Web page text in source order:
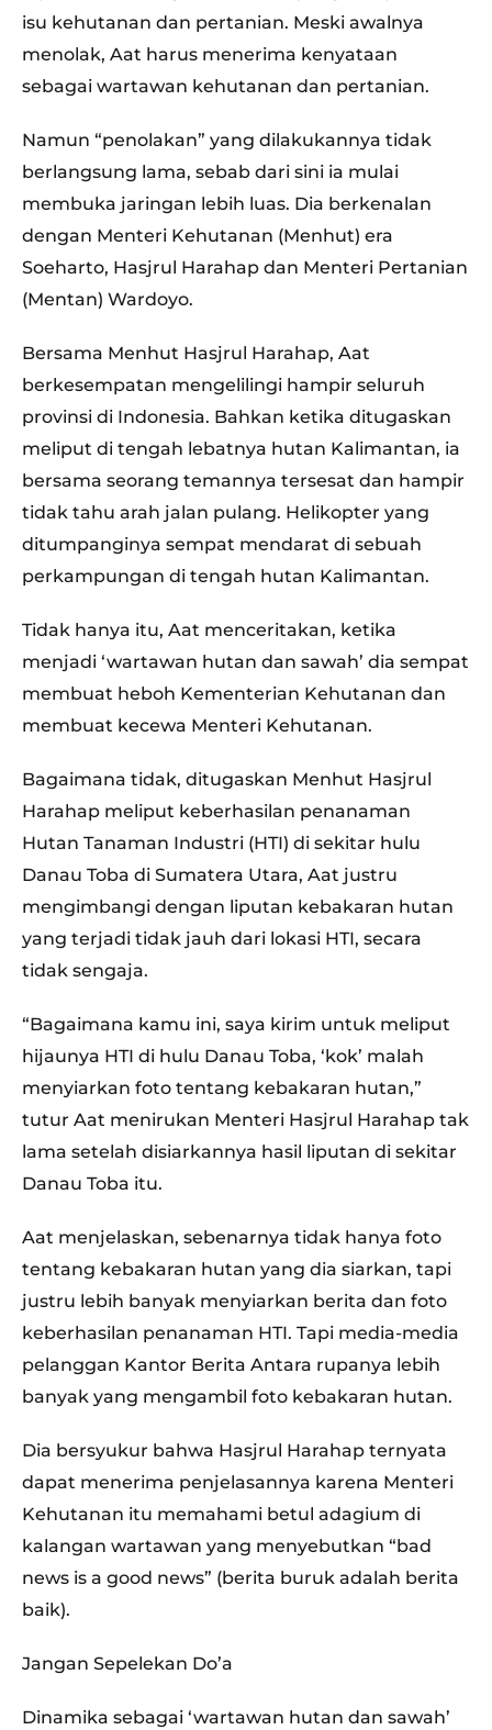
isu kehutanan dan pertanian. Meski awalnya
menolak, Aat harus menerima kenyataan
sebagai wartawan kehutanan dan pertanian.
Namun “penolakan” yang dilakukannya tidak
berlangsung lama, sebab dari sini ia mulai
membuka jaringan lebih luas. Dia berkenalan
dengan Menteri Kehutanan (Menhut) era
Soeharto, Hasjrul Harahap dan Menteri Pertanian
(Mentan) Wardoyo.
Bersama Menhut Hasjrul Harahap, Aat
berkesempatan mengelilingi hampir seluruh
provinsi di Indonesia. Bahkan ketika ditugaskan
meliput di tengah lebatnya hutan Kalimantan, ia
bersama seorang temannya tersesat dan hampir
tidak tahu arah jalan pulang. Helikopter yang
ditumpanginya sempat mendarat di sebuah
perkampungan di tengah hutan Kalimantan.
Tidak hanya itu, Aat menceritakan, ketika
menjadi ‘wartawan hutan dan sawah’ dia sempat
membuat heboh Kementerian Kehutanan dan
membuat kecewa Menteri Kehutanan.
Bagaimana tidak, ditugaskan Menhut Hasjrul
Harahap meliput keberhasilan penanaman
Hutan Tanaman Industri (HTI) di sekitar hulu
Danau Toba di Sumatera Utara, Aat justru
mengimbangi dengan liputan kebakaran hutan
yang terjadi tidak jauh dari lokasi HTI, secara
tidak sengaja.
“Bagaimana kamu ini, saya kirim untuk meliput
hijaunya HTI di hulu Danau Toba, ‘kok’ malah
menyiarkan foto tentang kebakaran hutan,”
tutur Aat menirukan Menteri Hasjrul Harahap tak
lama setelah disiarkannya hasil liputan di sekitar
Danau Toba itu.
Aat menjelaskan, sebenarnya tidak hanya foto
tentang kebakaran hutan yang dia siarkan, tapi
justru lebih banyak menyiarkan berita dan foto
keberhasilan penanaman HTI. Tapi media-media
pelanggan Kantor Berita Antara rupanya lebih
banyak yang mengambil foto kebakaran hutan.
Dia bersyukur bahwa Hasjrul Harahap ternyata
dapat menerima penjelasannya karena Menteri
Kehutanan itu memahami betul adagium di
kalangan wartawan yang menyebutkan “bad
news is a good news” (berita buruk adalah berita
baik).
Jangan Sepelekan Do’a
Dinamika sebagai ‘wartawan hutan dan sawah’